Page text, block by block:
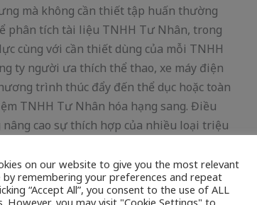
mà không cần thiết tập huấn thường
phân tích tài liệu TNHH Tư Nhân, trong
cùng với cần thiết dùng của mỗi TNHH
ty người ưa thích thể thao, xe máy điện
trình thúc đẩy đến thể dục hoặc toàn
TNHH Tư Nhân hóa hạng sang. Điều
cao sự thích hợp của nhiều loại triệu
bay bướm lưu tài liệu 1 liệu pháp công
bộ chức năng bảo mật thông tin tiên tiến
on our website to give you the most relevant
by remembering your preferences and repeat
“Accept All”, you consent to the use of ALL
However, you may visit "Cookie Settings" to